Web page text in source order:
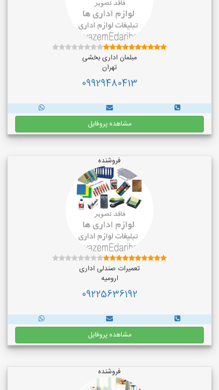
مبلمان اداری بخشی
تهران
09929480413
مشاهده پروفایل
فروشنده
تعمیرات صندلی اداری
ارومیه
09225636192
مشاهده پروفایل
فروشنده